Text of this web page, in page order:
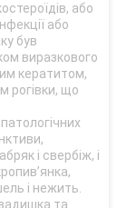
або
або
був
виразкового
кератитом,
рогівки, що
і свербіж, і
і нежить.
та